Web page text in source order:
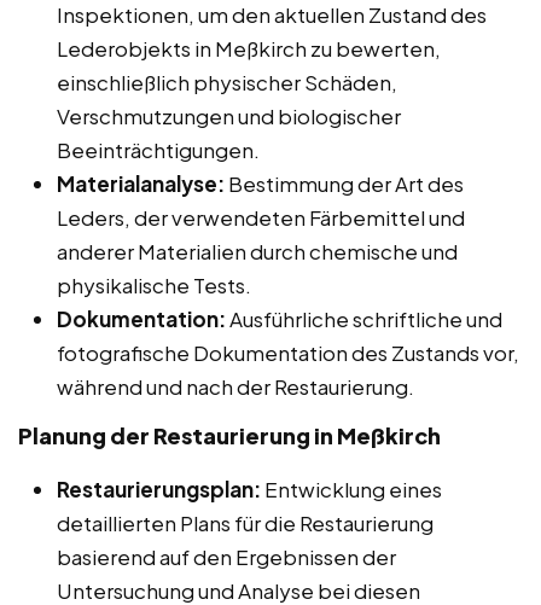
Inspektionen, um den aktuellen Zustand des
Lederobjekts in Meßkirch zu bewerten,
einschließlich physischer Schäden,
Verschmutzungen und biologischer
Beeinträchtigungen.
Materialanalyse: Bestimmung der Art des
Leders, der verwendeten Färbemittel und
anderer Materialien durch chemische und
physikalische Tests.
Dokumentation:Ausführliche schriftliche und
fotografische Dokumentation des Zustands vor,
während und nach der Restaurierung.
Planung der Restaurierung in Meßkirch
Restaurierungsplan: Entwicklung eines
detaillierten Plans für die Restaurierung
basierend auf den Ergebnissen der
Untersuchung und Analyse bei diesen